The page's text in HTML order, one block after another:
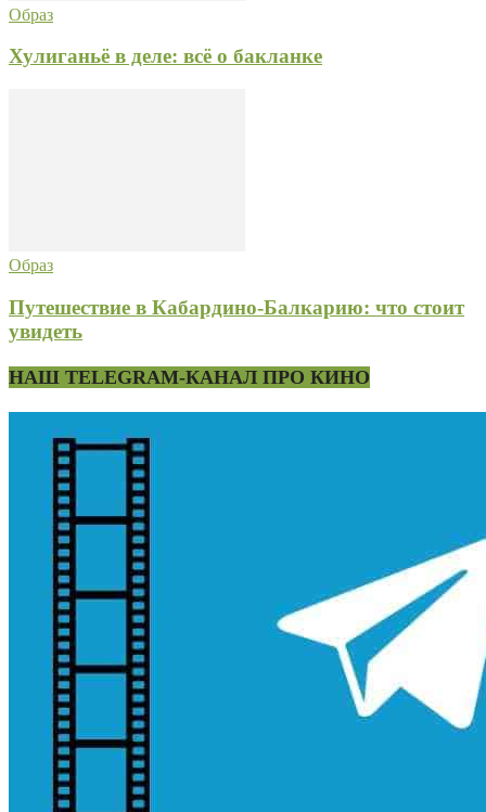
Образ
Хулиганьё в деле: всё о бакланке
Образ
Путешествие в Кабардино-Балкарию: что стоит
увидеть
НАШ TELEGRAM-КАНАЛ ПРО КИНО